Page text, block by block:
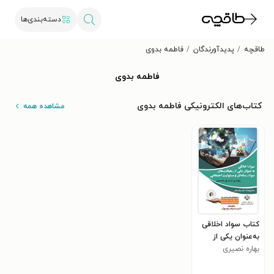
دسته‌بندی‌ها
طاقچه پدیدآورندگان فاطمه بدوی
فاطمه بدوی
کتاب‌های الکترونیکی فاطمه بدوی مشاهده همه
کتاب سواد اخلاقی
به‌عنوان یکی از
رهیافت‌های سواد
بهاره نصیری